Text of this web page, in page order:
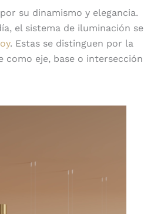
su dinamismo y elegancia.
el sistema de iluminación se
. Estas se distinguen por la
como eje, base o intersección